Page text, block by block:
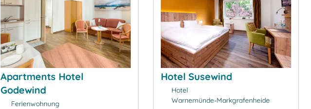
Apartments Hotel
Godewind
Ferienwohnung
Hotel Susewind
Hotel
Warnemünde-Markgrafenheide